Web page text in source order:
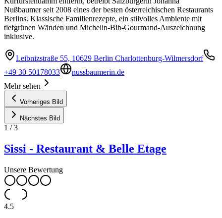
Nußbaumer seit 2008 eines der besten österreichischen Restaurants
Berlins. Klassische Familienrezepte, ein stilvolles Ambiente mit
tiefgrünen Wänden und Michelin-Bib-Gourmand-Auszeichnung
inklusive.
Leibnizstraße 55, 10629 Berlin Charlottenburg-Wilmersdorf
+49 30 50178033
nussbaumerin.de
Mehr sehen
Vorheriges Bild
Nächstes Bild
1 /3
Sissi - Restaurant & Belle Etage
Unsere Bewertung
4.5